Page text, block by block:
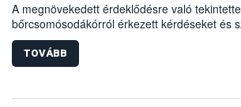
A megnövekedett érdeklődésre való
bőrcsomósodákórról érkezett kérdéseket és
TOVÁBB